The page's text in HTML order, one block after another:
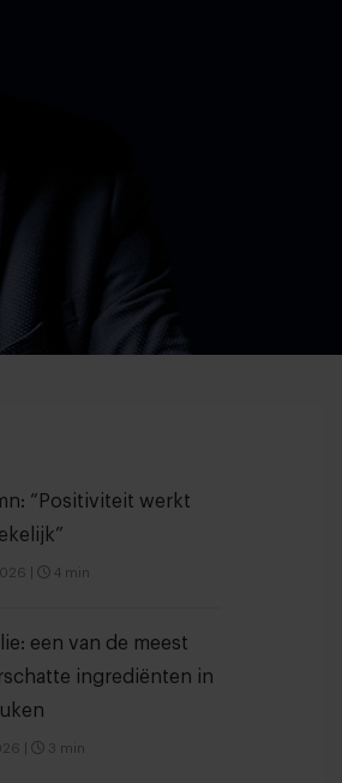
“Positiviteit werkt
4 min
een van de meest
ingrediënten in
3 min